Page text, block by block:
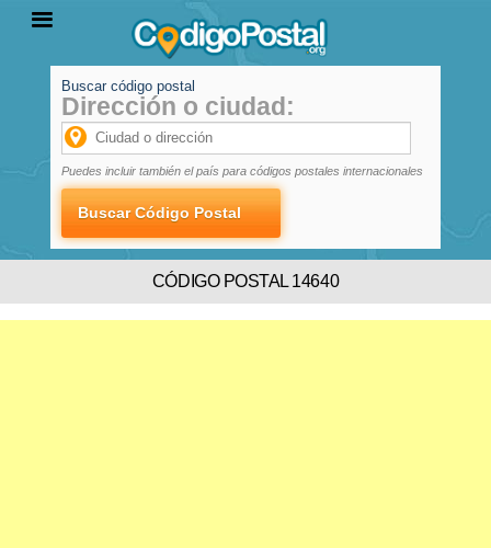
PROVINCIAS
LOCALIDADES
Buscar código postal
Dirección o ciudad:
Puedes incluir también el país para códigos postales internacionales
CÓDIGO POSTAL 14640